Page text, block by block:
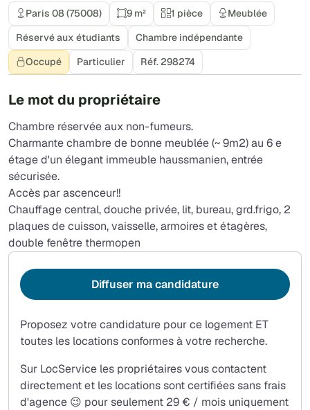
Paris 08 (75008) 9 m² 1 pièce
Meublée
Réservé aux étudiants
Chambre indépendante
Occupé
Particulier Réf. 298274
Le mot du propriétaire
Chambre réservée aux non-fumeurs.
Charmante chambre de bonne meublée (~ 9m2) au 6 e
étage d'un élegant immeuble haussmanien, entrée
sécurisée.
Accès par ascenceur!!
Chauffage central, douche privée, lit, bureau, grd.frigo, 2
plaques de cuisson, vaisselle, armoires et étagères,
double fenêtre thermopen
Proposez votre candidature pour ce logement ET
toutes les locations conformes à votre recherche.
Sur LocService les propriétaires vous contactent
directement et les locations sont certifiées sans frais
d'agence 😉 pour seulement 29 € / mois uniquement
Diffuser ma candidature